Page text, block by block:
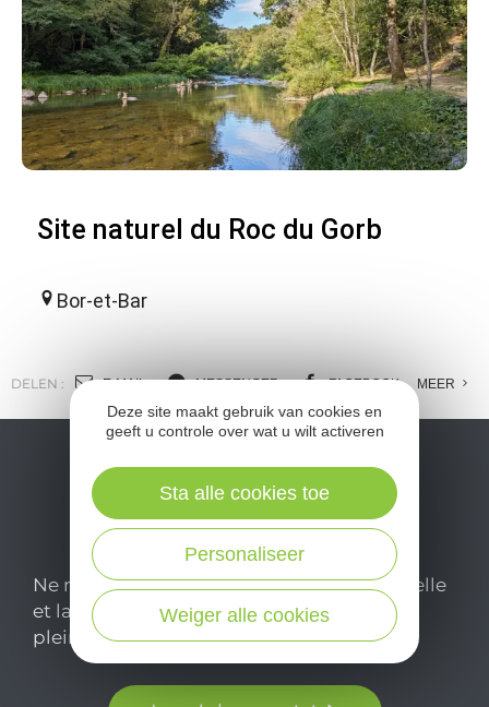
Site naturel du Roc du Gorb
Bor-et-Bar
DELEN : E-MAIL MESSENGER FACEBOOK MEER
Ne manquez pas notre newsletter mensuelle
et laissez-vous inspirer pour profiter
pleinement de votre séjour en Aveyron.
Deze site maakt gebruik van cookies en
geeft u controle over wat u wilt activeren
Weiger alle cookies
Personaliseer
Sta alle cookies toe